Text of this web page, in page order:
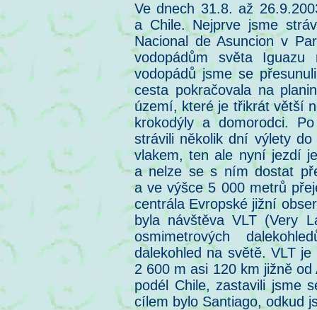
Ve dnech 31.8. až
a Chile. Nejprve jsme
Nacional de Asuncion v
vodopádům světa
vodopádů jsme se
cesta pokračovala na
území, které je třikrát větší
krokodýly a domorodci.
strávili několik dní výlety
vlakem, ten ale nyní jezdí
a nelze se s ním dostat
a ve výšce 5 000 metrů
centrála Evropské jižní
byla návštěva VLT (Very
osmimetrových
dalekohled na světě. VLT
2 600 m asi 120 km jižně
podél Chile, zastavili jsme
cílem bylo Santiago, odkud